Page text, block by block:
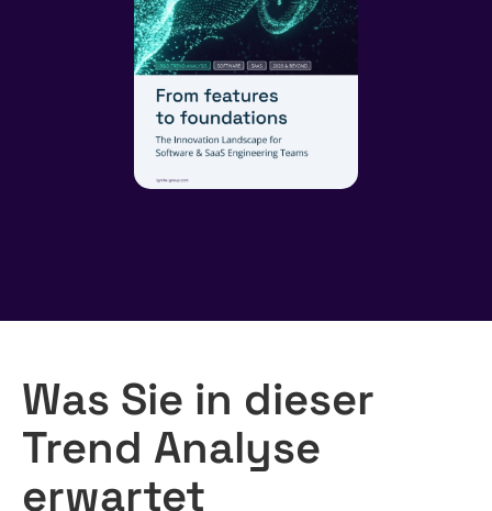
Was Sie in dieser
Trend Analyse
erwartet